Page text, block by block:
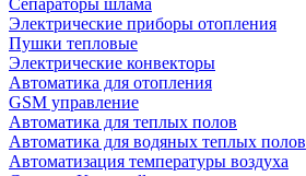
Электрические приборы отопления
Пушки тепловые
Электрические конвекторы
Автоматика для отопления
GSM управление
Автоматика для теплых полов
Автоматика для водяных теплых полов
Автоматизация температуры воздуха